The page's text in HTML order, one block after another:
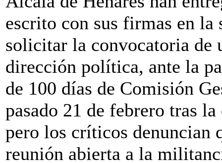
escrito con sus firmas en la
solicitar la convocatoria de
dirección política, ante la
de 100 días de Comisión
pasado 21 de febrero tras
pero los críticos denuncian
reunión abierta a la